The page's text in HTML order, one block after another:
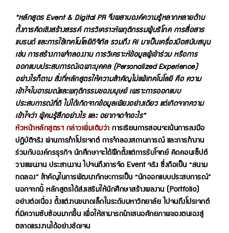
“หลักสูตรEvent & Digital PR จึงผสานองค์ความรู้หลากหลายด้าน
ทั้งการคิดเชิงสร้างสรรค์ การวิเคราะห์พฤติกรรมผู้บริโภค การสื่อสาร
แบรนด์ และการใช้เทคโนโลยีดิจิทัล รวมถึง AI มาเป็นเครื่องมือสนับสนุน
เช่น การสร้างภาพจำลองงาน การวิเคราะห์ข้อมูลผู้เข้าร่วม หรือการ
ออกแบบประสบการณ์เฉพาะบุคคล (Personalized Experience)
อย่างไรก็ตาม สิ่งที่หลักสูตรให้ความสำคัญไม่แพ้เทคโนโลยี คือ ความ
เข้าใจในอารมณ์และพฤติกรรมของมนุษย์ เพราะการออกแบบ
ประสบการณ์ที่ดี ไม่ได้เกิดจากข้อมูลเพียงอย่างเดียว แต่เกิดจากความ
เข้าใจว่า ผู้คนรู้สึกอย่างไร และ อยากจดจำอะไร”
หัวหน้าหลักสูตรฯ กล่าวเพิ่มเติมว่า การเรียนการสอนจะเน้นการลงมือ
ปฏิบัติจริง ผ่านการทำโปรเจกต์ การจำลองสถานการณ์ และการทำงาน
ร่วมกับองค์กรธุรกิจ นักศึกษาจะได้ฝึกตั้งแต่การรับโจทย์ คิดคอนเซ็ปต์
วางแผนงาน ประสานงาน ไปจนถึงการจัด Event จริง ซึ่งถือเป็น “สนาม
ทดลอง” สำคัญในการพัฒนาทักษะการเป็น “นักออกแบบประสบการณ์”
นอกจากนี้ หลักสูตรได้ส่งเสริมให้นักศึกษาสร้างผลงาน (Portfolio)
อย่างต่อเนื่อง ตั้งแต่งานขนาดเล็กในระดับมหาวิทยาลัย ไปจนถึงโปรเจกต์
ที่มีความซับซ้อนมากขึ้น เพื่อให้สามารถนำเสนอศักยภาพของตนเองสู่
ตลาดแรงงานได้อย่างชัดเจน